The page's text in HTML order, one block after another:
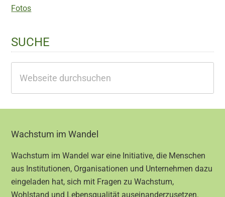
Fotos
SUCHE
durchsuchen
Footer
Wachstum im Wandel
Wachstum im Wandel war eine Initiative, die Menschen
aus Institutionen, Organisationen und Unternehmen dazu
eingeladen hat, sich mit Fragen zu Wachstum,
Wohlstand und Lebensqualität auseinanderzusetzen.